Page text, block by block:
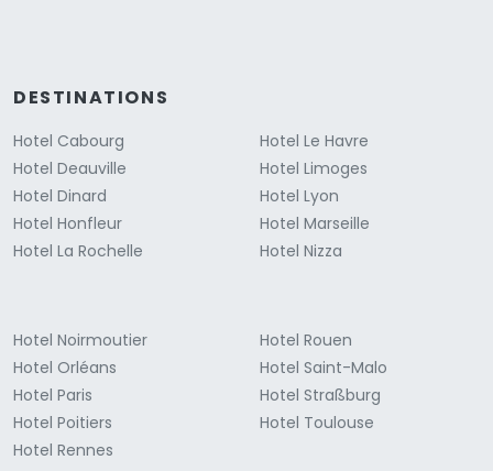
DESTINATIONS
Hotel Cabourg
Hotel Deauville
Hotel Dinard
Hotel Honfleur
Hotel La Rochelle
Hotel Le Havre
Hotel Limoges
Hotel Lyon
Hotel Marseille
Hotel Nizza
Hotel Noirmoutier
Hotel Orléans
Hotel Paris
Hotel Poitiers
Hotel Rennes
Hotel Rouen
Hotel Saint-Malo
Hotel Straßburg
Hotel Toulouse